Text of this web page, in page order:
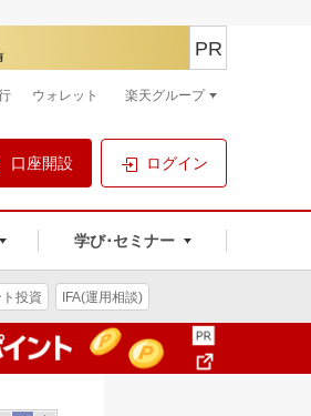
口座開設 ログイン
学び･セミナー
PR
ウォレット 楽天グループ
投資 IFA(運用相談)